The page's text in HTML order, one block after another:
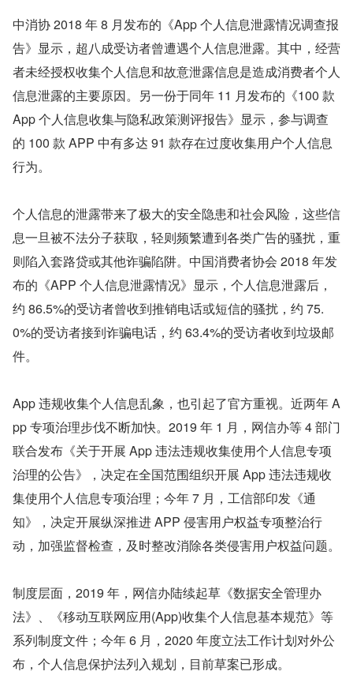
中消协 2018 年 8 月发布的《App 个人信息泄露情况调查报
告》显示，超八成受访者曾遭遇个人信息泄露。其中，经营
者未经授权收集个人信息和故意泄露信息是造成消费者个人
信息泄露的主要原因。另一份于同年 11 月发布的《100 款
App 个人信息收集与隐私政策测评报告》显示，参与调查
的 100 款 APP 中有多达 91 款存在过度收集用户个人信息
行为。
个人信息的泄露带来了极大的安全隐患和社会风险，这些信
息一旦被不法分子获取，轻则频繁遭到各类广告的骚扰，重
则陷入套路贷或其他诈骗陷阱。中国消费者协会 2018 年发
布的《APP 个人信息泄露情况》显示，个人信息泄露后，
约 86.5%的受访者曾收到推销电话或短信的骚扰，约 75.
0%的受访者接到诈骗电话，约 63.4%的受访者收到垃圾邮
件。
App 违规收集个人信息乱象，也引起了官方重视。近两年 A
pp 专项治理步伐不断加快。2019 年 1 月，网信办等 4 部门
联合发布《关于开展 App 违法违规收集使用个人信息专项
治理的公告》，决定在全国范围组织开展 App 违法违规收
集使用个人信息专项治理；今年 7 月，工信部印发《通
知》，决定开展纵深推进 APP 侵害用户权益专项整治行
动，加强监督检查，及时整改消除各类侵害用户权益问题。
制度层面，2019 年，网信办陆续起草《数据安全管理办
法》、《移动互联网应用(App)收集个人信息基本规范》等
系列制度文件；今年 6 月，2020 年度立法工作计划对外公
布，个人信息保护法列入规划，目前草案已形成。